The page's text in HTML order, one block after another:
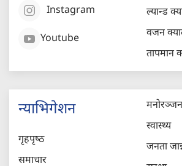
Instagram
Youtube
ल्यान्ड
वजन
तापमान
न्याभिगेशन
गृहपृष्‍ठ
समाचार
मनोरञ्जन
स्वास्थ्य
जनता